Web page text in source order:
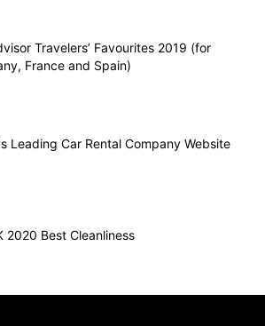
Travelers’ Favourites 2019 (for
France and Spain)
Leading Car Rental Company Website
2020 Best Cleanliness